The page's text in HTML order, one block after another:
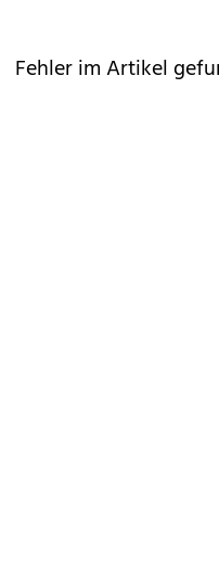
Fehler im Artikel